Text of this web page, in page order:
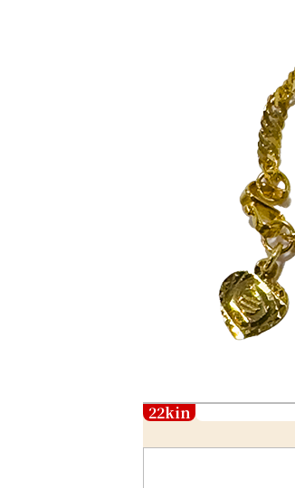
22kin